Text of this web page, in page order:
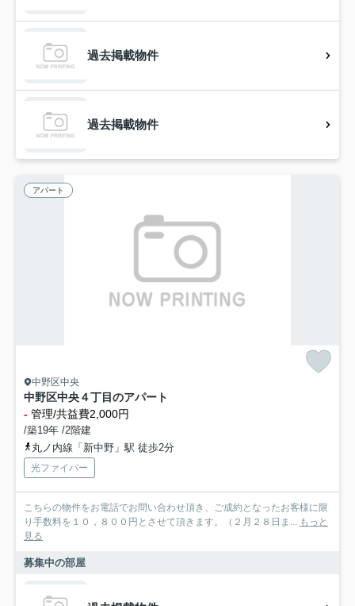
過去掲載物件
過去掲載物件
アパート
中野区中央
中野区中央４丁目のアパート
- 管理/共益費2,000円
/築19年 /2階建
丸ノ内線「新中野」駅 徒歩2分
光ファイバー
こちらの物件をお電話でお問い合わせ頂き、ご成約となったお客様に限
り手数料を１０，８００円とさせて頂きます。（２月２８日ま... もっと
見る
募集中の部屋